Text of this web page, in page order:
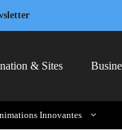
& Sites
Innovantes